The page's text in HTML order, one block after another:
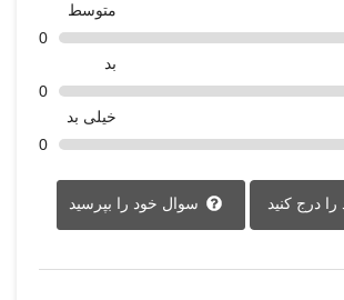
متوسط
0
بد
0
خیلی بد
0
سوال خود را بپرسید